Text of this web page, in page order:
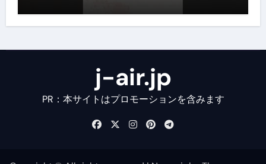
j-air.jp
PR：本サイトはプロモーションを含みます